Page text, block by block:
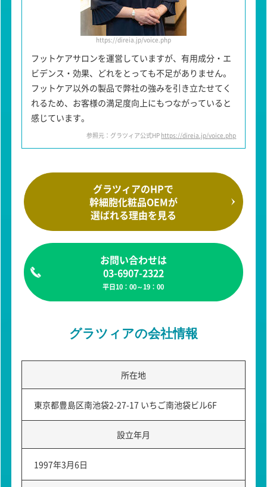
https://direia.jp/voice.php
フットケアサロンを運営していますが、有用成分・エ
ビデンス・効果、どれをとっても不足がありません。
フットケア以外の製品で弊社の強みを引き立たせてく
れるため、お客様の満足度向上にもつながっていると
感じています。
参照元：グラツィア公式HP https://direia.jp/voice.php
グラツィアのHPで
幹細胞化粧品OEMが
選ばれる理由を見る
お問い合わせは
03-6907-2322
平日10：00～19：00
グラツィアの会社情報
所在地
東京都豊島区南池袋2-27-17 いちご南池袋ビル6F
設立年月
1997年3月6日